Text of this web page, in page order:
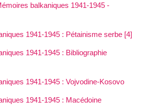
balkaniques 1941-1945 -
1941-1945 : Pétainisme serbe [4]
1941-1945 : Bibliographie
1941-1945 : Vojvodine-Kosovo
1941-1945 : Macédoine